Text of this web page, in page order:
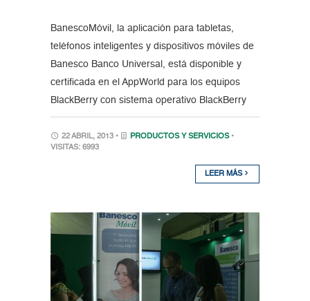
BanescoMóvil, la aplicación para tabletas,
teléfonos inteligentes y dispositivos móviles de
Banesco Banco Universal, está disponible y
certificada en el AppWorld para los equipos
BlackBerry con sistema operativo BlackBerry
22 ABRIL, 2013 • PRODUCTOS Y SERVICIOS •
VISITAS: 6993
LEER MÁS